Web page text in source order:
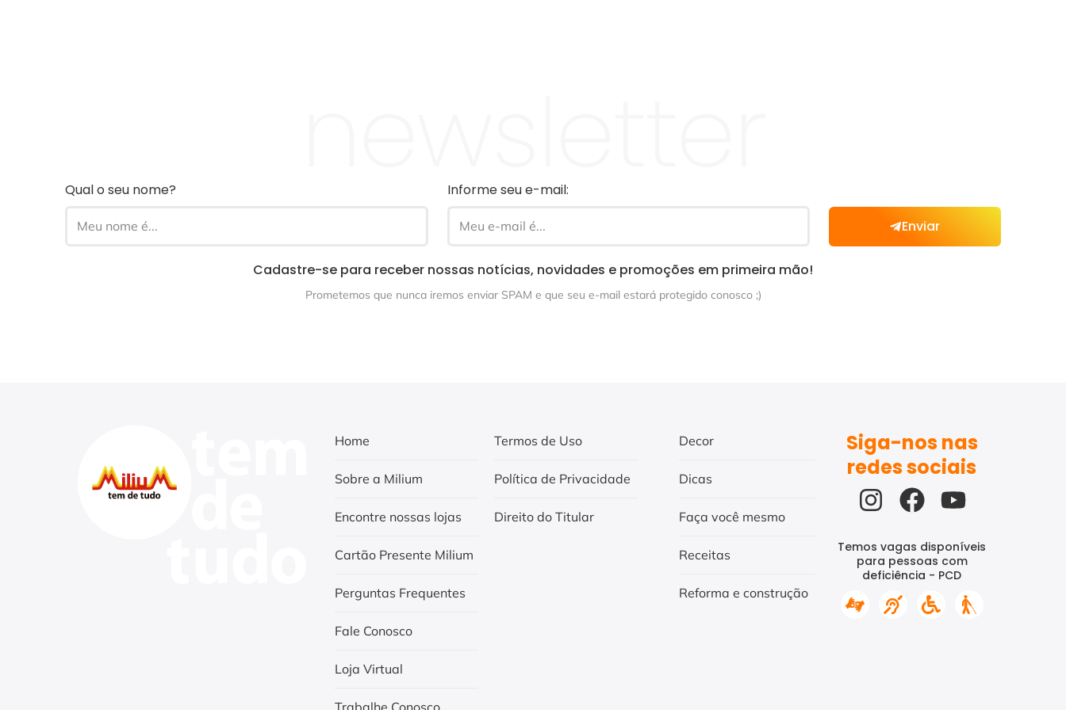
Qual o seu nome?
Informe seu e-mail:
Enviar
Cadastre-se para receber nossas notícias, novidades e promoções em primeira mão!
Prometemos que nunca iremos enviar SPAM e que seu e-mail estará protegido conosco ;)
Home
Sobre a Milium
Encontre nossas lojas
Cartão Presente Milium
Perguntas Frequentes
Fale Conosco
Loja Virtual
Termos de Uso
Política de Privacidade
Direito do Titular
Decor
Dicas
Faça você mesmo
Receitas
Reforma e construção
Siga-nos nas
redes sociais
Temos vagas disponíveis
para pessoas com
deficiência - PCD